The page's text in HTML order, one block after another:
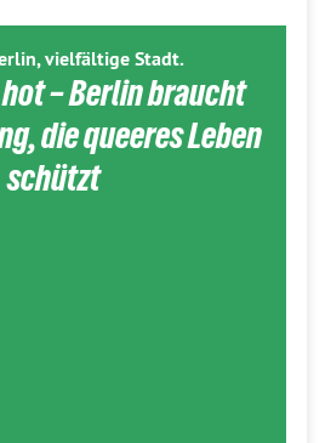
vielfältige Stadt.
– Berlin braucht
die queeres Leben
schützt